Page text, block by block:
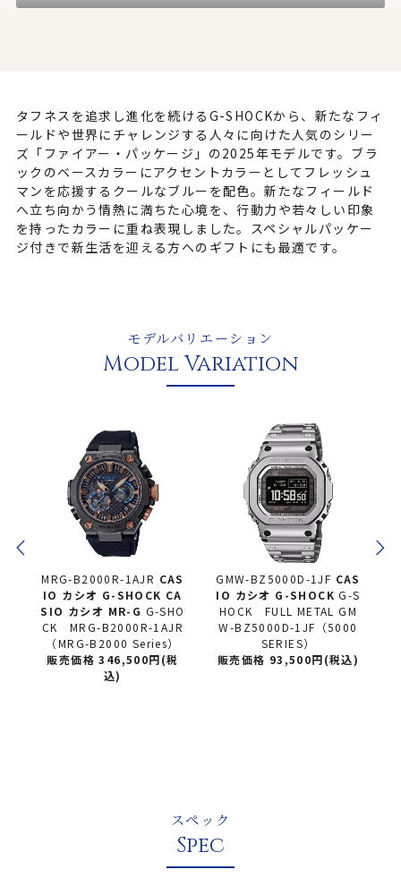
タフネスを追求し進化を続けるG-SHOCKから、新たなフィ
ールドや世界にチャレンジする人々に向けた人気のシリー
ズ「ファイアー・パッケージ」の2025年モデルです。ブラ
ックのベースカラーにアクセントカラーとしてフレッシュ
マンを応援するクールなブルーを配色。新たなフィールド
へ立ち向かう情熱に満ちた心境を、行動力や若々しい印象
を持ったカラーに重ね表現しました。スペシャルパッケー
ジ付きで新生活を迎える方へのギフトにも最適です。
モデルバリエーション
Model Variation
GMW-BZ5000D-1JF
IO カシオ G-SHOCK
HOCK FULL METAL GM
W-BZ5000D-1JF（5000
SERIES）
販売価格 93,500円(税込)
GMW-BZ5000GD-9JF
SIO カシオ G-SHOCK
SHOCK FULL METAL GM
W-BZ5000GD-9JF（500
0 SERIES）
販売価格 102,300円(税
スペック
Spec